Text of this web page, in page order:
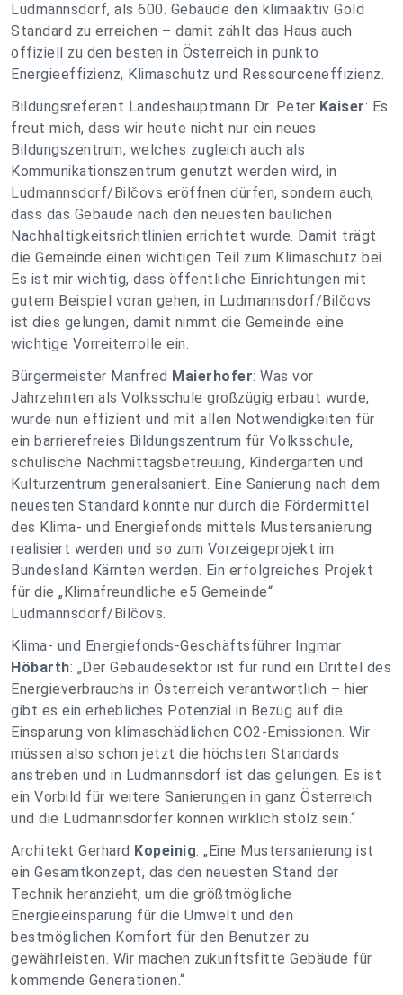
Ludmannsdorf, als 600. Gebäude den klimaaktiv Gold
Standard zu erreichen – damit zählt das Haus auch
offiziell zu den besten in Österreich in punkto
Energieeffizienz, Klimaschutz und Ressourceneffizienz.
Bildungsreferent Landeshauptmann Dr. Peter Kaiser: Es
freut mich, dass wir heute nicht nur ein neues
Bildungszentrum, welches zugleich auch als
Kommunikationszentrum genutzt werden wird, in
Ludmannsdorf/Bilčovs eröffnen dürfen, sondern auch,
dass das Gebäude nach den neuesten baulichen
Nachhaltigkeitsrichtlinien errichtet wurde. Damit trägt
die Gemeinde einen wichtigen Teil zum Klimaschutz bei.
Es ist mir wichtig, dass öffentliche Einrichtungen mit
gutem Beispiel voran gehen, in Ludmannsdorf/Bilčovs
ist dies gelungen, damit nimmt die Gemeinde eine
wichtige Vorreiterrolle ein.
Bürgermeister Manfred Maierhofer: Was vor
Jahrzehnten als Volksschule großzügig erbaut wurde,
wurde nun effizient und mit allen Notwendigkeiten für
ein barrierefreies Bildungszentrum für Volksschule,
schulische Nachmittagsbetreuung, Kindergarten und
Kulturzentrum generalsaniert. Eine Sanierung nach dem
neuesten Standard konnte nur durch die Fördermittel
des Klima- und Energiefonds mittels Mustersanierung
realisiert werden und so zum Vorzeigeprojekt im
Bundesland Kärnten werden. Ein erfolgreiches Projekt
für die „Klimafreundliche e5 Gemeinde“
Ludmannsdorf/Bilčovs.
Klima- und Energiefonds-Geschäftsführer Ingmar
Höbarth: „Der Gebäudesektor ist für rund ein Drittel des
Energieverbrauchs in Österreich verantwortlich – hier
gibt es ein erhebliches Potenzial in Bezug auf die
Einsparung von klimaschädlichen CO2-Emissionen. Wir
müssen also schon jetzt die höchsten Standards
anstreben und in Ludmannsdorf ist das gelungen. Es ist
ein Vorbild für weitere Sanierungen in ganz Österreich
und die Ludmannsdorfer können wirklich stolz sein.“
Architekt Gerhard Kopeinig: „Eine Mustersanierung ist
ein Gesamtkonzept, das den neuesten Stand der
Technik heranzieht, um die größtmögliche
Energieeinsparung für die Umwelt und den
bestmöglichen Komfort für den Benutzer zu
gewährleisten. Wir machen zukunftsfitte Gebäude für
kommende Generationen.“